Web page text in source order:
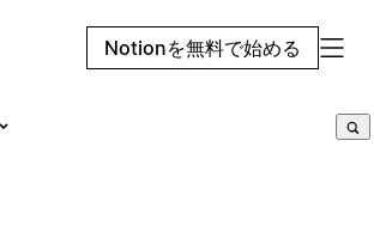
Notionを無料で始める